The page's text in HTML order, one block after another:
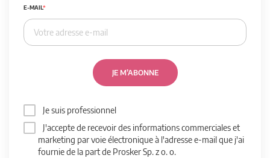
E-MAIL
JE M’ABONNE
Je suis professionnel
J'accepte de recevoir des informations commerciales et
marketing par voie électronique à l'adresse e-mail que j'ai
fournie de la part de Prosker Sp. z o. o.